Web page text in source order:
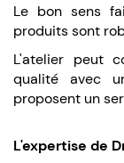
Le bon sens
produits sont
L'atelier peut
qualité avec
proposent un
L'expertise de